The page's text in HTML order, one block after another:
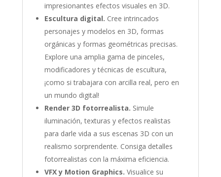
impresionantes efectos visuales en 3D.
Escultura digital. Cree intrincados
personajes y modelos en 3D, formas
orgánicas y formas geométricas precisas.
Explore una amplia gama de pinceles,
modificadores y técnicas de escultura,
¡como si trabajara con arcilla real, pero en
un mundo digital!
Render 3D fotorrealista. Simule
iluminación, texturas y efectos realistas
para darle vida a sus escenas 3D con un
realismo sorprendente. Consiga detalles
fotorrealistas con la máxima eficiencia.
VFX y Motion Graphics. Visualice su